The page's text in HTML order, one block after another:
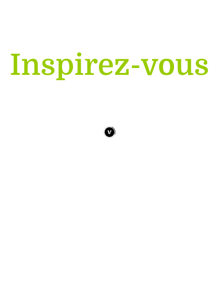
Inspirez-vous